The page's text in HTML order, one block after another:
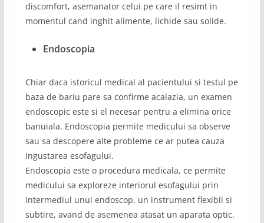
discomfort, asemanator celui pe care il resimt in
momentul cand inghit alimente, lichide sau solide.
Endoscopia
Chiar daca istoricul medical al pacientului si testul pe
baza de bariu pare sa confirme acalazia, un examen
endoscopic este si el necesar pentru a elimina orice
banuiala. Endoscopia permite medicului sa observe
sau sa descopere alte probleme ce ar putea cauza
ingustarea esofagului.
Endoscopia este o procedura medicala, ce permite
medicului sa exploreze interiorul esofagului prin
intermediul unui endoscop, un instrument flexibil si
subtire, avand de asemenea atasat un aparata optic.